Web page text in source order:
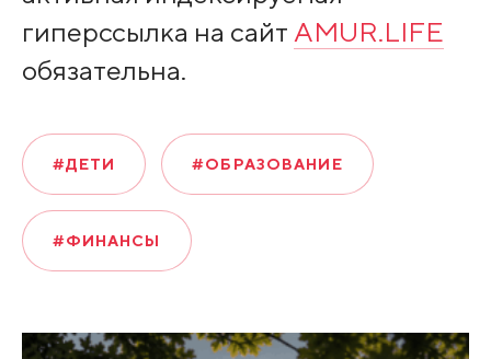
гиперссылка на сайт AMUR.LIFE
обязательна.
#ДЕТИ #ОБРАЗОВАНИЕ
#ФИНАНСЫ